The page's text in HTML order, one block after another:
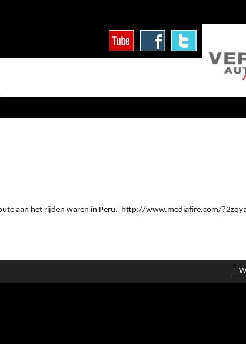
aan het rijden waren in Peru. http://www.mediafire.com/
|